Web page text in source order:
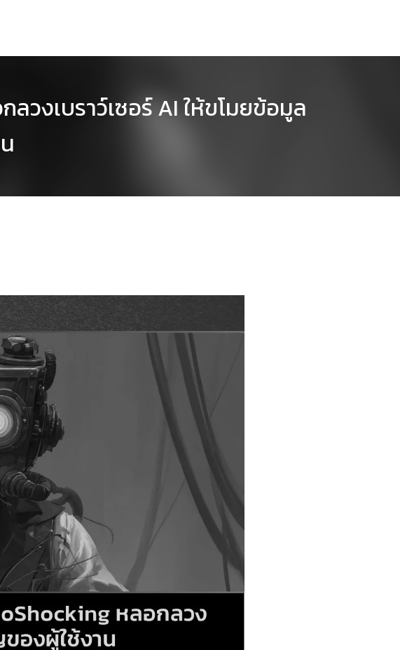
วงเบราว์เซอร์ AI ให้ขโมยข้อมูล